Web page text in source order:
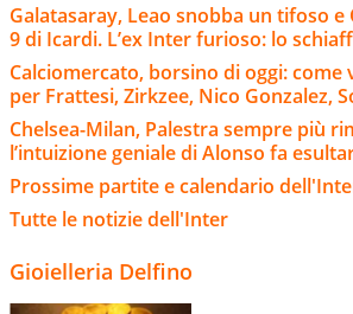
Galatasaray, Leao snobba un tifoso
9 di Icardi. L’ex Inter furioso: lo
Calciomercato, borsino di oggi:
per Frattesi, Zirkzee, Nico Gonzalez,
Chelsea-Milan, Palestra sempre più
l’intuizione geniale di Alonso fa
Prossime partite e calendario
Tutte le notizie dell'Inter
Gioielleria Delfino